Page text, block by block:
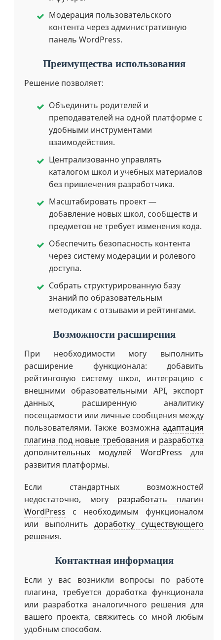
Модерация пользовательского
контента через административную
панель WordPress.
Преимущества использования
Решение позволяет:
Объединить родителей и
преподавателей на одной платформе с
удобными инструментами
взаимодействия.
Централизованно управлять
каталогом школ и учебных материалов
без привлечения разработчика.
Масштабировать проект —
добавление новых школ, сообществ и
предметов не требует изменения кода.
Обеспечить безопасность контента
через систему модерации и ролевого
доступа.
Собрать структурированную базу
знаний по образовательным
методикам с отзывами и рейтингами.
Возможности расширения
При необходимости могу выполнить
расширение функционала: добавить
рейтинговую систему школ, интеграцию с
внешними образовательными API, экспорт
данных, расширенную аналитику
посещаемости или личные сообщения между
пользователями. Также возможна адаптация
плагина под новые требования и разработка
дополнительных модулей WordPress для
развития платформы.
Если стандартных возможностей
недостаточно, могу разработать плагин
WordPress с необходимым функционалом
или выполнитьдоработку существующего
решения.
Контактная информация
Если у вас возникли вопросы по работе
плагина, требуется доработка функционала
или разработка аналогичного решения для
вашего проекта, свяжитесь со мной любым
удобным способом.